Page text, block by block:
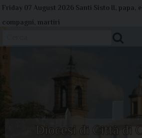
Skip
Friday 07 August 2026 Santi Sisto II, papa, e
compagni, martiri